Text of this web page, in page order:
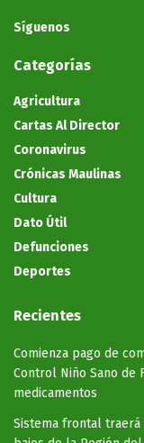
Síguenos
Categorías
Agricultura
Cartas Al Director
Coronavirus
Crónicas Maulinas
Cultura
Dato Útil
Defunciones
Deportes
Recientes
Comienza pago de
Control Niño Sano de
medicamentos
Sistema frontal traerá